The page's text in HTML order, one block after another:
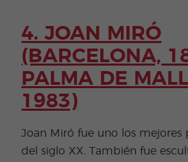
4. JOAN MIRÓ
(BARCELONA,
PALMA DE
1983)
Joan Miró fue uno los mejores
del siglo XX. También fue